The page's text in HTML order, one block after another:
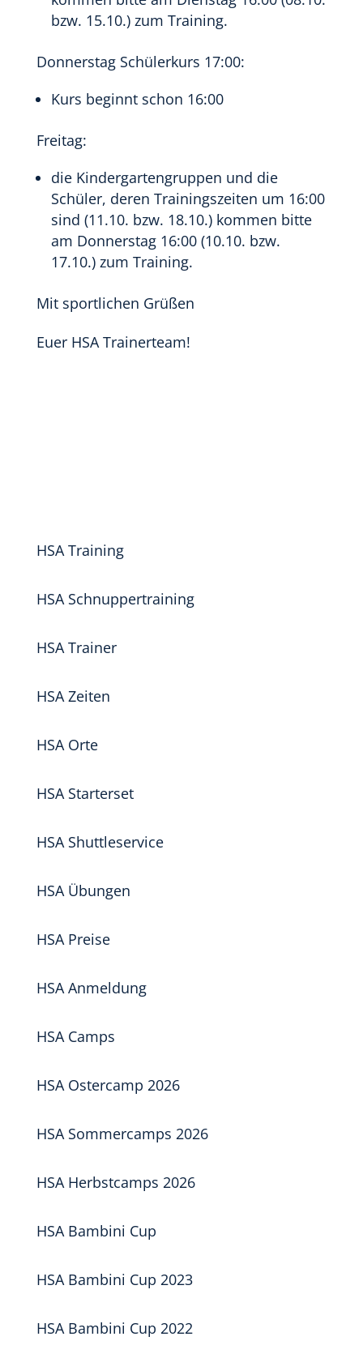
bzw. 15.10.) zum Training.
Donnerstag Schülerkurs 17:00:
Kurs beginnt schon 16:00
Freitag:
die Kindergartengruppen und die
Schüler, deren Trainingszeiten um 16:00
sind (11.10. bzw. 18.10.) kommen bitte
am Donnerstag 16:00 (10.10. bzw.
17.10.) zum Training.
Mit sportlichen Grüßen
Euer HSA Trainerteam!
HSA Training
HSA Schnuppertraining
HSA Trainer
HSA Zeiten
HSA Orte
HSA Starterset
HSA Shuttleservice
HSA Übungen
HSA Preise
HSA Anmeldung
HSA Camps
HSA Ostercamp 2026
HSA Sommercamps 2026
HSA Herbstcamps 2026
HSA Bambini Cup
HSA Bambini Cup 2023
HSA Bambini Cup 2022